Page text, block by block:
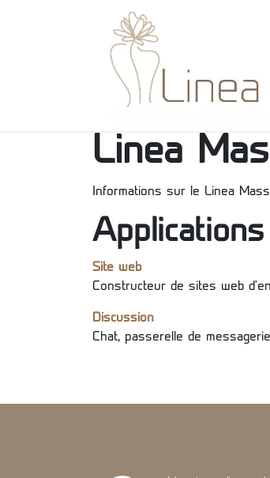
Linea
Informations sur le Linea
Site web
Constructeur de sites web
Discussion
Chat, passerelle de